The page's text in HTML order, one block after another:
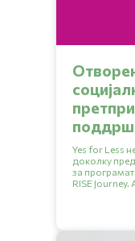
Yes for Less
доколку
за
RISE